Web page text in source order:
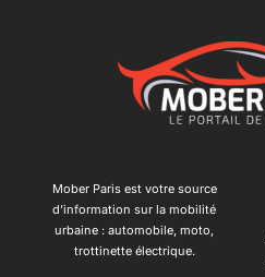
Mober Paris est votre source
d’information sur la mobilité
urbaine : automobile, moto,
trottinette électrique.